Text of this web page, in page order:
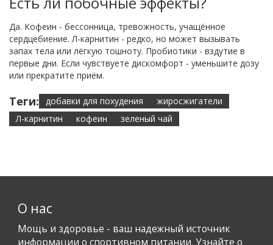
Да. Кофеин - бессонница, тревожность, учащённое
сердцебиение. Л-карнитин - редко, но может вызывать
запах тела или лёгкую тошноту. Пробиотики - вздутие в
первые дни. Если чувствуете дискомфорт - уменьшите дозу
или прекратите приём.
Теги: добавки для похудения
жиросжигатели
Л-карнитин
кофеин зеленый чай
О нас
Мощь и здоровье - ваш надежный источник
информации о спортивном питании. Узнайте о